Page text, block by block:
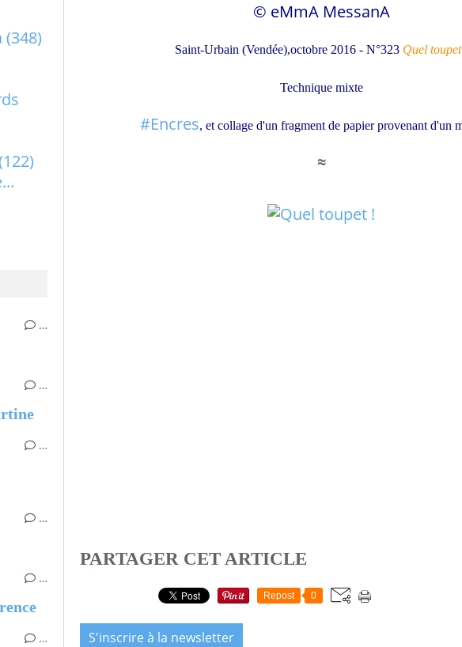
© eMmA MessanA
Saint-Urbain (Vendée),octobre 2016 - N°323 Quel
Technique mixte
#Encres, et collage d'un fragment de papier provenant d'un
≈
PARTAGER CET ARTICLE
Repost 0
S'inscrire à la newsletter
…
…
…
…
…
…
(348)